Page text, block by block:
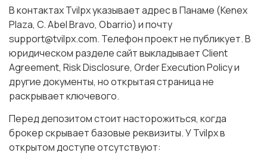
В контактах Tvilpx указывает адрес в Панаме (Kenex
Plaza, C. Abel Bravo, Obarrio) и почту
support@tvilpx.com. Телефон проект не публикует. В
юридическом разделе сайт выкладывает Client
Agreement, Risk Disclosure, Order Execution Policy и
другие документы, но открытая страница не
раскрывает ключевого.
Перед депозитом стоит насторожиться, когда
брокер скрывает базовые реквизиты. У Tvilpx в
открытом доступе отсутствуют: